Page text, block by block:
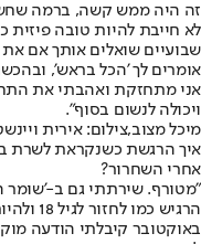
זה היה ממש קשה, ברמה
לא חייבת להיות טובה
שבועיים שואלים אותך אם את
אומרים לך 'הכל בראש',
אני מתחזקת ואהבתי את
ויכולה לנשום בסוף".
מיכל מצוב,צילום: אירית
אחרי השחרור?
"מטורף. שירתתי גם ב-'שומר